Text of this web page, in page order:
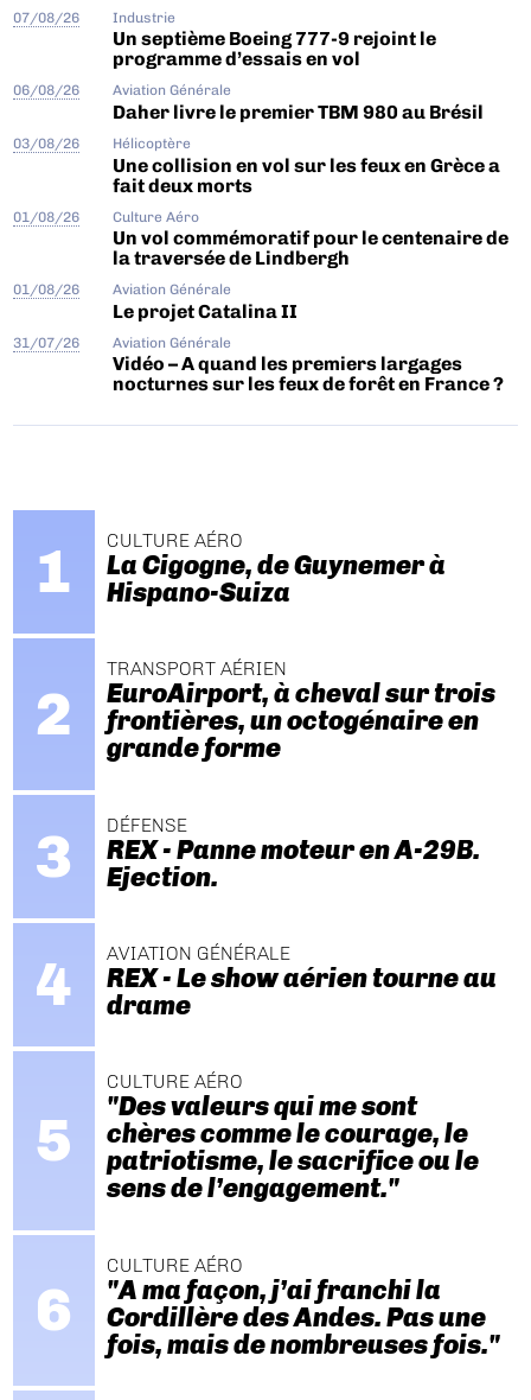
07/08/26 Industrie
Un septième Boeing 777-9 rejoint le
programme d’essais en vol
06/08/26 Aviation Générale
Daher livre le premier TBM 980 au Brésil
03/08/26 Hélicoptère
Une collision en vol sur les feux en Grèce a
fait deux morts
01/08/26 Culture Aéro
Un vol commémoratif pour le centenaire de
la traversée de Lindbergh
01/08/26 Aviation Générale
Le projet Catalina II
31/07/26 Aviation Générale
Vidéo – A quand les premiers largages
nocturnes sur les feux de forêt en France ?
CULTURE AÉRO
La Cigogne, de Guynemer à
Hispano-Suiza
TRANSPORT AÉRIEN
EuroAirport, à cheval sur trois
frontières, un octogénaire en
grande forme
DÉFENSE
REX - Panne moteur en A-29B.
Ejection.
AVIATION GÉNÉRALE
REX - Le show aérien tourne au
drame
CULTURE AÉRO
"Des valeurs qui me sont
chères comme le courage, le
patriotisme, le sacrifice ou le
sens de l’engagement."
CULTURE AÉRO
"A ma façon, j’ai franchi la
Cordillère des Andes. Pas une
fois, mais de nombreuses fois."